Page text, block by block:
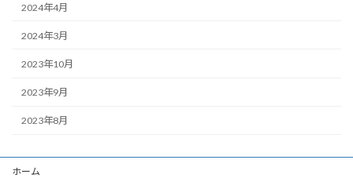
2024年4月
2024年3月
2023年10月
2023年9月
2023年8月
ホーム